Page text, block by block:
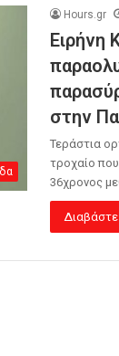
Hours.gr
Ειρήνη
στην
Τεράστια
τροχαίο
36χρονος